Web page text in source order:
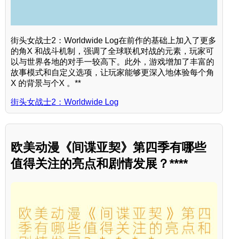
街头女战士2：Worldwide Log在前作的基础上加入了更多
的角X 和战斗机制，强调了全球联机对战的元素，玩家可
以与世界各地的对手一较高下。此外，游戏增加了丰富的
故事模式和自定义选项，让玩家能够更深入地体验每个角
X 的背景与个X 。**
街头女战士2：Worldwide Log
欧美动漫《间谍亚契》第四季有哪些
值得关注的亮点和剧情发展？****